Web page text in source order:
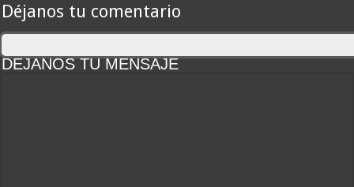
Déjanos tu comentario
DEJANOS TU MENSAJE